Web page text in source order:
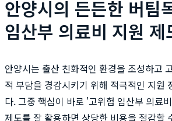
안양시의 든든한 버팀
임산부 의료비 지원 제
안양시는 출산 친화적인 환경을 조성하고
적 부담을 경감시키기 위해 적극적인 지원
다. 그중 핵심이 바로 '고위험 임산부 의료
제도를 잘 활용하면 상당한 비용을 절감할